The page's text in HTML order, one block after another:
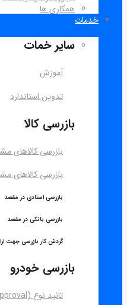
همکاری ها
خدمات
سایر خمات
آموزش
تدوین استاندارد
بازرسی کالا
بازرسی کالاهای
بازرسی کالاهای
بازرسی اسنادی در مقصد
بازرسی بانکی در مقصد
گردش کار بازرسی جهت
بازرسی خودرو
تائید نوع (Type Approval)